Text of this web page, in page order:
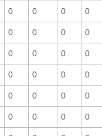
0 0 0 0
0 0 0 0
0 0 0 0
0 0 0 0
0 0 0 0
0 0 0 0